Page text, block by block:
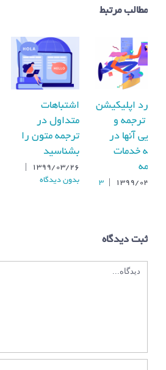
مطالب مرتبط
اشتباهات
متداول در
ترجمه متون را
بشناسید
۱۳۹۹/۰۳/۲۶
بدون ديدگاه
کاربرد اپلیکیشن
های ترجمه و
کارایی آنها در
ارایه خدمات
ترجمه
۱۳۹۹/۰۳/۱۰
3
ثبت ديدگاه
دیدگاه